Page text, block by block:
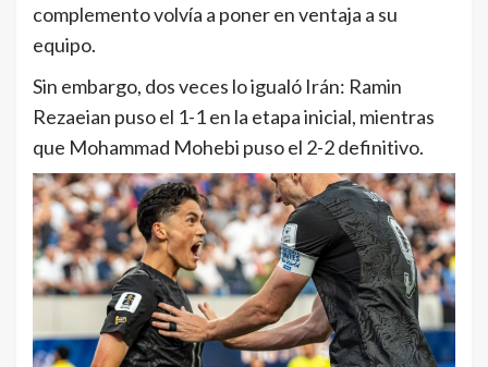
complemento volvía a poner en ventaja a su
equipo.
Sin embargo, dos veces lo igualó Irán: Ramin
Rezaeian puso el 1-1 en la etapa inicial, mientras
que Mohammad Mohebi puso el 2-2 definitivo.